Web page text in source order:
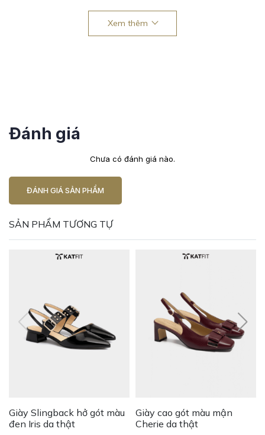
Mỗi đôi giày không chỉ là một phụ kiện thời trang mà còn
là tuyên ngôn cho phong cách sống của mỗi cá nhân.
Khám phá ngay BST KATFIT để chọn cho mình đôi giày
Xem thêm
Đánh giá
Chưa có đánh giá nào.
ĐÁNH GIÁ SẢN PHẨM
SẢN PHẨM TƯƠNG TỰ
Giày Slingback hở gót màu
đen Iris da thật
Giày cao gót màu mận
Cherie da thật